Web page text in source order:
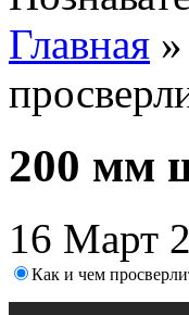
Главная »
200 мм
16 Март
Как и чем